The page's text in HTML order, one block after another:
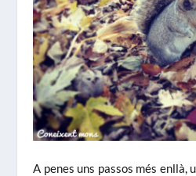
A penes uns passos més